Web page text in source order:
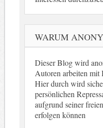
WARUM
Dieser Blog wird
Autoren arbeiten mit
Hier durch wird
persönlichen
aufgrund seiner
erfolgen können